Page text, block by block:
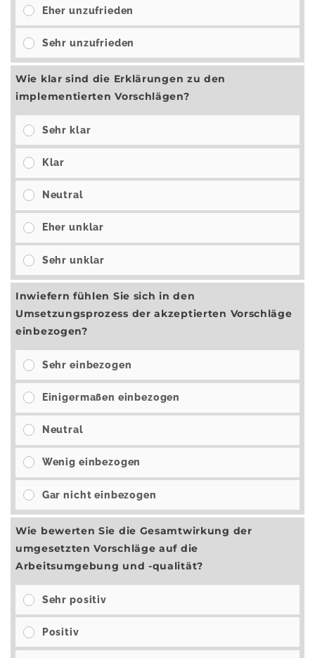
Eher unzufrieden
Sehr unzufrieden
Wie klar sind die Erklärungen zu den
implementierten Vorschlägen?
Sehr klar
Klar
Neutral
Eher unklar
Sehr unklar
Inwiefern fühlen Sie sich in den
Umsetzungsprozess der akzeptierten Vorschläge
einbezogen?
Sehr einbezogen
Einigermaßen einbezogen
Neutral
Wenig einbezogen
Gar nicht einbezogen
Wie bewerten Sie die Gesamtwirkung der
umgesetzten Vorschläge auf die
Arbeitsumgebung und -qualität?
Sehr positiv
Positiv